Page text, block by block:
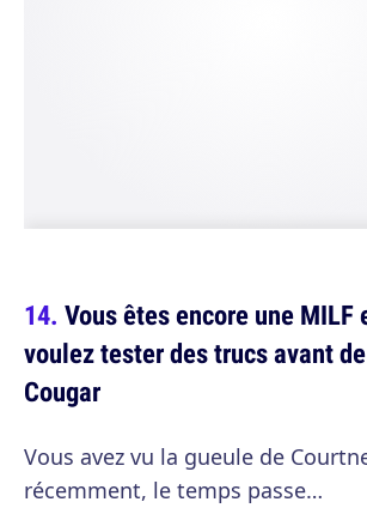
Vous êtes encore une MILF
voulez tester des trucs avant
Cougar
Vous avez vu la gueule de
récemment, le temps passe…